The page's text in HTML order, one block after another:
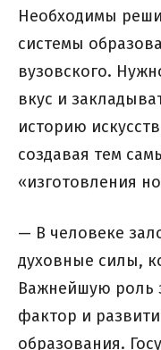
Необходимы
системы
вузовского.
вкус и
историю
создавая тем
«изготовления
— В человеке
духовные силы,
Важнейшую роль
фактор и
образования.